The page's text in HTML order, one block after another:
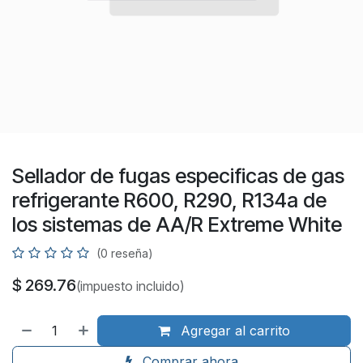
Sellador de fugas especificas de gas
refrigerante R600, R290, R134a de
los sistemas de AA/R Extreme White
(0 reseña)
$ 269.76(impuesto incluido)
Agregar al carrito